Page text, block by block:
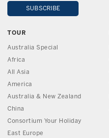
TOUR
Australia Special
Africa
All Asia
America
Australia & New Zealand
China
Consortium Your Holiday
East Europe